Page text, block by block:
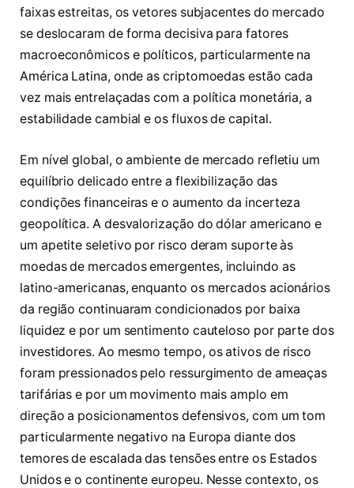
faixas estreitas, os vetores subjacentes do mercado
se deslocaram de forma decisiva para fatores
macroeconômicos e políticos, particularmente na
América Latina, onde as criptomoedas estão cada
vez mais entrelaçadas com a política monetária, a
estabilidade cambial e os fluxos de capital.
Em nível global, o ambiente de mercado refletiu um
equilíbrio delicado entre a flexibilização das
condições financeiras e o aumento da incerteza
geopolítica. A desvalorização do dólar americano e
um apetite seletivo por risco deram suporte às
moedas de mercados emergentes, incluindo as
latino-americanas, enquanto os mercados acionários
da região continuaram condicionados por baixa
liquidez e por um sentimento cauteloso por parte dos
investidores. Ao mesmo tempo, os ativos de risco
foram pressionados pelo ressurgimento de ameaças
tarifárias e por um movimento mais amplo em
direção a posicionamentos defensivos, com um tom
particularmente negativo na Europa diante dos
temores de escalada das tensões entre os Estados
Unidos e o continente europeu. Nesse contexto, os